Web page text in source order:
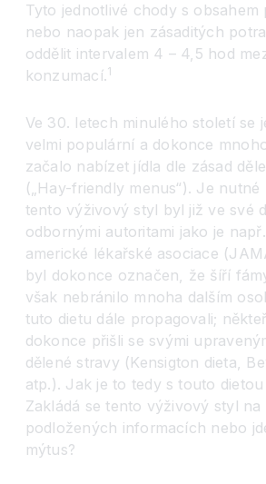
Tyto jednotlivé chody s
nebo naopak jen zásaditých
oddělit intervalem 4 – 4,5 hod
konzumací.1
Ve 30. letech minulého století se
velmi populární a dokonce
začalo nabízet jídla dle zásad
(„Hay-friendly menus“). Je
tento výživový styl byl již ve své
odbornými autoritami jako je
americké lékařské asociace
byl dokonce označen, že šíří
však nebránilo mnoha dalším
tuto dietu dále propagovali;
dokonce přišli se svými
dělené stravy (Kensigton dieta,
atp.). Jak je to tedy s touto
Zakládá se tento výživový styl na
podložených informacích nebo
mýtus?